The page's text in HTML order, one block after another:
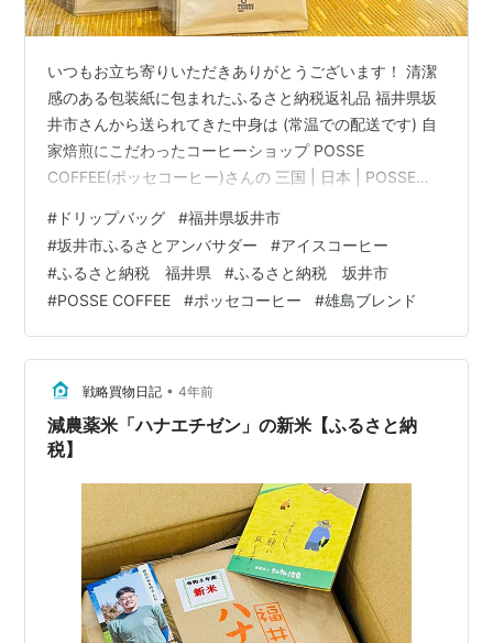
いつもお立ち寄りいただきありがとうございます！ 清潔
感のある包装紙に包まれたふるさと納税返礼品 福井県坂
井市さんから送られてきた中身は (常温での配送です) 自
家焙煎にこだわったコーヒーショップ POSSE
COFFEE(ポッセコーヒー)さんの 三国 | 日本 | POSSE
地の素晴らしいスペシャリティコーヒーを自家焙煎し販
売しています。福井県坂井市三国町にある店舗では、丁
寧に一杯ずつコーヒーを抽出し、提供しています。
www.possecoffee.com アイスコーヒー＆ドリップバッ
グコンプリートセット 紙パック入りアイスコー…
# ドリップバッグ #福井県坂井市
#坂井市ふるさとアンバサダー #アイスコーヒー
#ふるさと納税 福井県 #ふるさと納税 坂井市
#POSSE COFFEE #ポッセコーヒー #雄島ブレンド
戦略買物日記 • 4年前
減農薬米「ハナエチゼン」の新米【ふるさと納
税】